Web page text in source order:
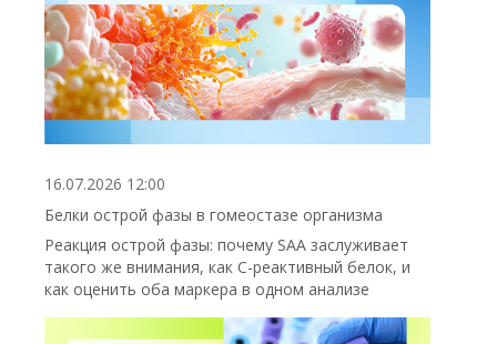
16.07.2026 12:00
Белки острой фазы в гомеостазе организма
Реакция острой фазы: почему SAA заслуживает
такого же внимания, как С-реактивный белок, и
как оценить оба маркера в одном анализе